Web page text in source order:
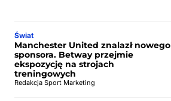
Świat
Manchester United znalazł nowego
sponsora. Betway przejmie
ekspozycję na strojach
treningowych
Redakcja Sport Marketing